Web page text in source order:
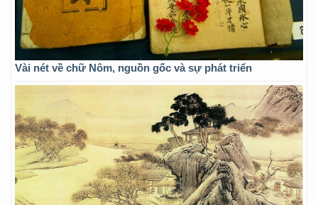
Vài nét về chữ Nôm, nguồn gốc và sự phát triển